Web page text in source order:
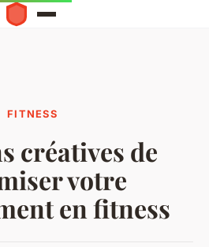
FITNESS
créatives de
votre
en fitness